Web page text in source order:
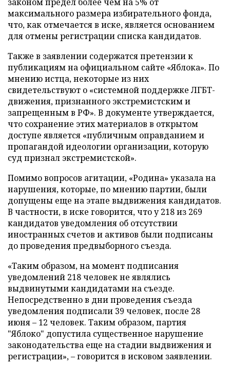
максимального размера избирательного фонда,
что, как отмечается в иске, является основанием
для отмены регистрации списка кандидатов.
Также в заявлении содержатся претензии к
публикациям на официальном сайте «Яблока». По
мнению истца, некоторые из них
свидетельствуют о «системной поддержке ЛГБТ-
движения, признанного экстремистским и
запрещенным в РФ». В документе утверждается,
что сохранение этих материалов в открытом
доступе является «публичным оправданием и
пропагандой идеологии организации, которую
суд признал экстремистской».
Помимо вопросов агитации, «Родина» указала на
нарушения, которые, по мнению партии, были
допущены еще на этапе выдвижения кандидатов.
В частности, в иске говорится, что у 218 из 269
кандидатов уведомления об отсутствии
иностранных счетов и активов были подписаны
до проведения предвыборного съезда.
«Таким образом, на момент подписания
уведомлений 218 человек не являлись
выдвинутыми кандидатами на съезде.
Непосредственно в дни проведения съезда
уведомления подписали 39 человек, после 28
июня – 12 человек. Таким образом, партия
"Яблоко" допустила существенное нарушение
законодательства еще на стадии выдвижения и
регистрации», – говорится в исковом заявлении.